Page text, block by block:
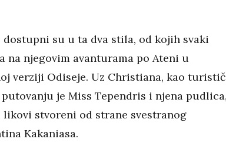
su u ta dva stila, od kojih svaki
na njegovim avanturama po Ateni u
verziji Odiseje. Uz Christiana, kao
je Miss Tependris i njena
likovi stvoreni od strane svestranog
Kakaniasa.